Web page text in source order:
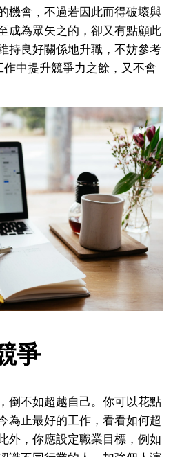
機會，不過若因此而得破壞與
成為眾矢之的，卻又有點顧此
持良好關係地升職，不妨參考
中提升競爭力之餘，又不會
爭
倒不如超越自己。你可以花點
為止最好的工作，看看如何超
外，你應設定職業目標，例如